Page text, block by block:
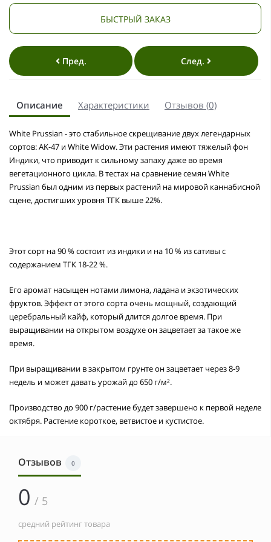
БЫСТРЫЙ ЗАКАЗ
Пред. След.
Описание Характеристики Отзывов (0)
White Prussian - это стабильное скрещивание двух легендарных
сортов: AK-47 и White Widow. Эти растения имеют тяжелый фон
Индики, что приводит к сильному запаху даже во время
вегетационного цикла. В тестах на сравнение семян White
Prussian был одним из первых растений на мировой каннабисной
сцене, достигших уровня ТГК выше 22%.
Этот сорт на 90 % состоит из индики и на 10 % из сативы с
содержанием ТГК 18-22 %.
Его аромат насыщен нотами лимона, ладана и экзотических
фруктов. Эффект от этого сорта очень мощный, создающий
церебральный кайф, который длится долгое время. При
выращивании на открытом воздухе он зацветает за такое же
время.
При выращивании в закрытом грунте он зацветает через 8-9
недель и может давать урожай до 650 г/м².
Производство до 900 г/растение будет завершено к первой неделе
октября. Растение короткое, ветвистое и кустистое.
Отзывов 0
0 / 5
средний рейтинг товара